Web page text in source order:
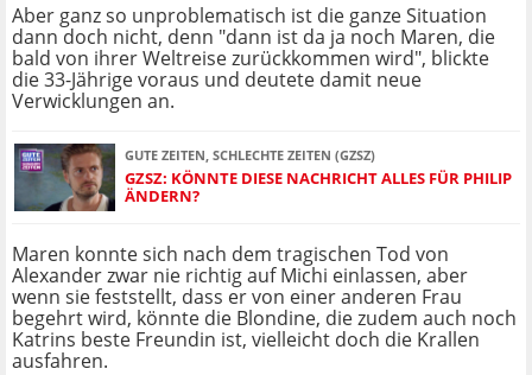
Aber ganz so unproblematisch ist die ganze Situation
dann doch nicht, denn "dann ist da ja noch Maren, die
bald von ihrer Weltreise zurückkommen wird", blickte
die 33-Jährige voraus und deutete damit neue
Verwicklungen an.
GUTE ZEITEN, SCHLECHTE ZEITEN (GZSZ)
GZSZ: KÖNNTE DIESE NACHRICHT ALLES FÜR PHILIP
ÄNDERN?
Maren konnte sich nach dem tragischen Tod von
Alexander zwar nie richtig auf Michi einlassen, aber
wenn sie feststellt, dass er von einer anderen Frau
begehrt wird, könnte die Blondine, die zudem auch noch
Katrins beste Freundin ist, vielleicht doch die Krallen
ausfahren.